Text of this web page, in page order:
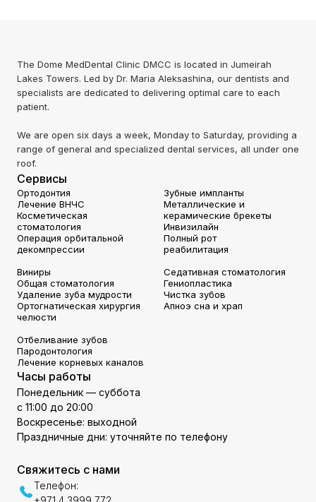
The Dome MedDental Clinic DMCC is located in Jumeirah
Lakes Towers. Led by Dr. Maria Aleksashina, our dentists and
specialists are dedicated to delivering optimal care to each
patient.
We are open six days a week, Monday to Saturday, providing a
range of general and specialized dental services, all under one
roof.
Сервисы
Ортодонтия
Лечение ВНЧС
Косметическая
стоматология
Операция орбитальной
декомпрессии
Зубные импланты
Металлические и
керамические брекеты
Инвизилайн
Полный рот
реабилитация
Виниры
Общая стоматология
Удаление зуба мудрости
Ортогнатическая хирургия
челюсти
Седативная стоматология
Гениопластика
Чистка зубов
Апноэ сна и храп
Отбеливание зубов
Пародонтология
Лечение корневых каналов
Часы работы
Понедельник — суббота
с 11:00 до 20:00
Воскресенье: выходной
Праздничные дни: уточняйте по телефону
Свяжитесь с нами
Телефон: